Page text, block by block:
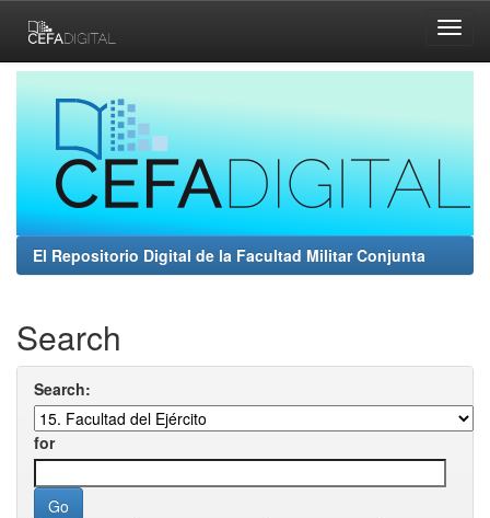
navigation
El Repositorio Digital de la Facultad Militar Conjunta
Search
Search:
for